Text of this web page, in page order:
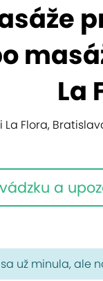
La
La Flora,
a
už minula, ale